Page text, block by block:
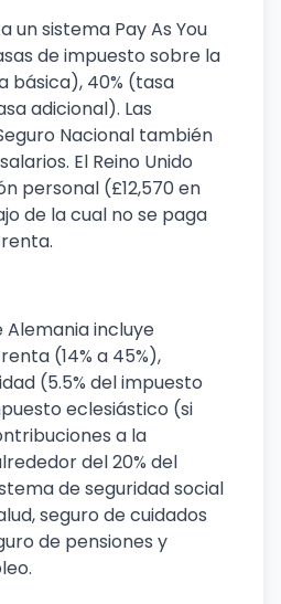
un sistema Pay As You
de impuesto sobre la
básica), 40% (tasa
adicional). Las
Nacional también
El Reino Unido
personal (£12,570 en
de la cual no se paga
Alemania incluye
(14% a 45%),
(5.5% del impuesto
eclesiástico (si
a la
del 20% del
de seguridad social
seguro de cuidados
de pensiones y